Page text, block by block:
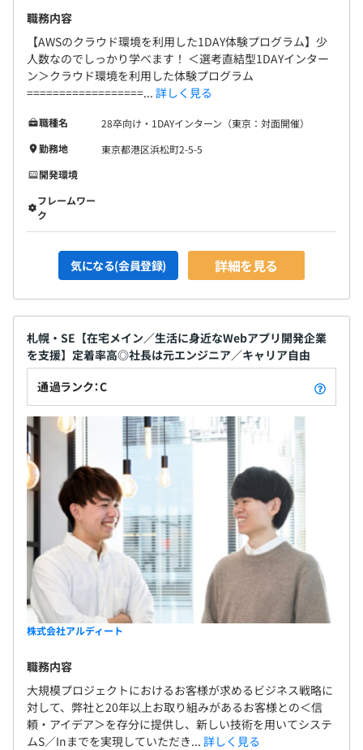
職務内容
【AWSのクラウド環境を利用した1DAY体験プログラム】少
人数なのでしっかり学べます！ ＜選考直結型1DAYインター
ン＞クラウド環境を利用した体験プログラム
==================... 詳しく見る
職種名
28卒向け・1DAYインターン（東京：対面開催）
勤務地
東京都港区浜松町2-5-5
開発環境
フレームワー
ク
気になる(会員登録) 詳細を見る
札幌・SE【在宅メイン／生活に身近なWebアプリ開発企業
を支援】定着率高◎社長は元エンジニア／キャリア自由
通過ランク：C
株式会社アルディート
職務内容
大規模プロジェクトにおけるお客様が求めるビジネス戦略に
対して、弊社と20年以上お取り組みがあるお客様との＜信
頼・アイデア＞を存分に提供し、新しい技術を用いてシステ
ムS／Inまでを実現していただき... 詳しく見る